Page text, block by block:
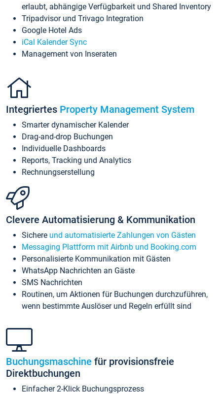
erlaubt, abhängige Verfügbarkeit und Shared Inventory
Tripadvisor und Trivago Integration
Google Hotel Ads
iCal Kalender Sync
Management von Inseraten
Integriertes Property Management System
Smarter dynamischer Kalender
Drag-and-drop Buchungen
Individuelle Dashboards
Reports, Tracking und Analytics
Rechnungserstellung
Clevere Automatisierung & Kommunikation
Sichere und automatisierte Zahlungen von Gästen
Messaging Plattform mit Airbnb und Booking.com
Personalisierte Kommunikation mit Gästen
WhatsApp Nachrichten an Gäste
SMS Nachrichten
Routinen, um Aktionen für Buchungen durchzuführen,
wenn bestimmte Auslöser und Regeln erfüllt sind
Buchungsmaschine für provisionsfreie
Direktbuchungen
Einfacher 2-Klick Buchungsprozess